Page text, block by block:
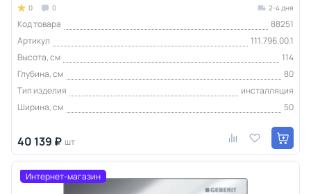
0 0 2-4 дня
Код товара
88251
Артикул
111.796.00.1
Высота, см
114
Глубина, см
80
Тип изделия
инсталляция
Ширина, см
50
40 139 ₽ шт
Интернет-магазин